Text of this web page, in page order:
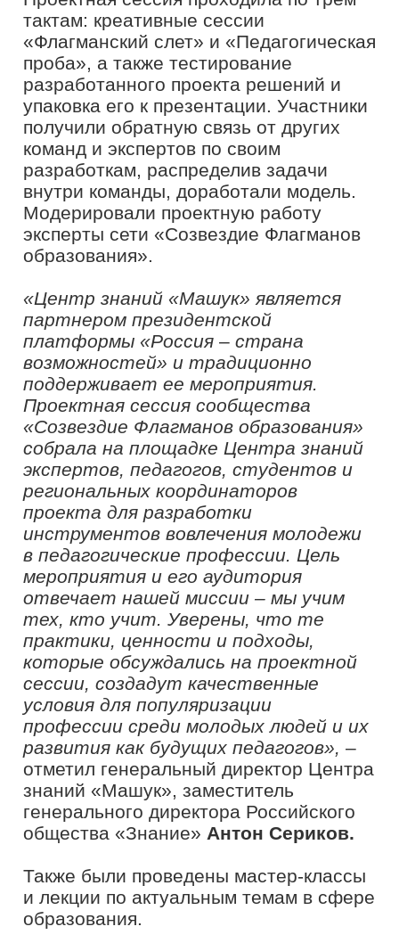
условия для популяризации
профессии среди молодых людей и их
развития как будущих педагогов»,–
отметил генеральный директор Центра
знаний «Машук», заместитель
генерального директора Российского
общества «Знание» Антон Сериков.
Также были проведены мастер-классы
и лекции по актуальным темам в сфере
образования.
Проректор по внешним связям
Государственного университета
просвещенияХож-Ахмед Халадов
рассказал о приоритетах высшего
подведомственных учреждений
Минпросвещения России. Эксперт
отметил ключевые аспекты и
стратегические направления развития
образовательной системы в России,
обозначил основные векторы, которые
определяют успешную работу высших
педагогических учебных заведений, а
также рассмотрел особенности и
инновации, внедряемые в процесс
обучения и воспитания студентов.
Уральский государственный
педагогический университет признан
одним из лидеров в области
образования и подготовки педагогов
благодаря своим уникальным
методикам. Важность единого подхода
к подготовке педагогов в
университетах становится все более
очевидной в современном
образовательном контексте. УрГПУ
активно развивает и внедряет
инновационные методики обучения,
которые способствуют повышению
качества подготовки будущих
педагогов. Этим опытом поделилась
эксперт проекта «Флагманы
образования», директор центра
непрерывного повышения
профессионального мастерства
педагогических работников УрГПУ
Марина Бывшева.
Тугушев провел мотивационную
сессию, в ходе которой поделился
ценными советами и техниками,
которые помогут преодолеть страх